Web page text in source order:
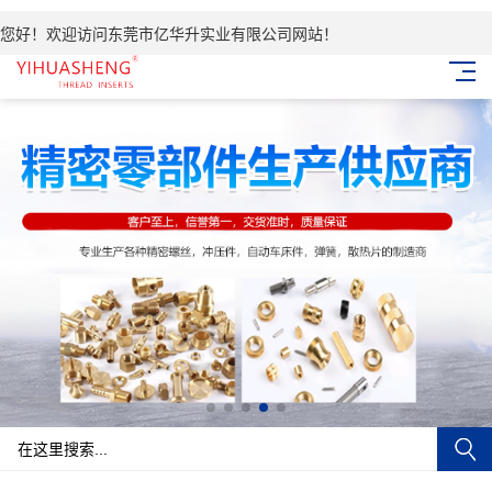
您好！欢迎访问东莞市亿华升实业有限公司网站！